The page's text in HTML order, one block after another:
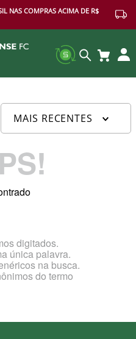
NAS COMPRAS ACIMA DE R$
MAIS RECENTES
digitados.
única palavra.
na busca.
do termo